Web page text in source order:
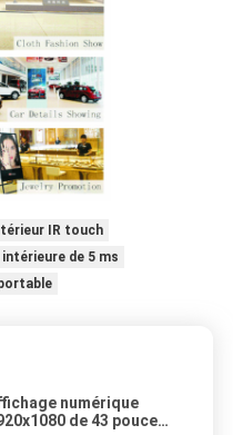
IR touch
de 5 ms
numérique
de 43 pouces